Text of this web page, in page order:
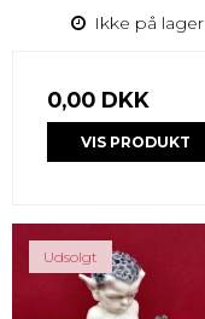
Ikke på lager
0,00 DKK
VIS PRODUKT
Udsolgt